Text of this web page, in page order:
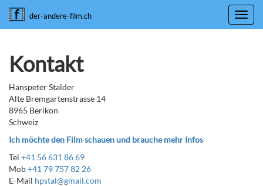
der-andere-film.ch
Kontakt
Hanspeter Stalder
Alte Bremgartenstrasse 14
8965 Berikon
Schweiz
Ich möchte den Film schauen und brauche mehr Infos
Tel +41 56 631 86 69
Mob+41 79 757 82 26
E-Mail hpstal@gmail.com